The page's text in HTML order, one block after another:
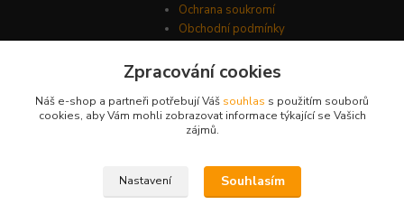
Ochrana soukromí
Obchodní podmínky
Zpracování cookies
Náš e-shop a partneři potřebují Váš souhlas s použitím souborů
cookies, aby Vám mohli zobrazovat informace týkající se Vašich
zájmů.
Nastavení Souhlasím